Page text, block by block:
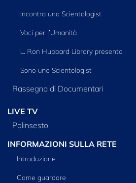
Incontra uno Scientologist
Voci per l’Umanità
L. Ron Hubbard Library presenta
Sono uno Scientologist
Rassegna di Documentari
LIVE TV
Palinsesto
INFORMAZIONI SULLA RETE
Introduzione
Come guardare